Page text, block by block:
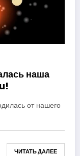
наша
от нашего
ЧИТАТЬ ДАЛЕЕ